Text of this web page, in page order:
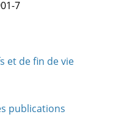
7
et de fin de vie
publications